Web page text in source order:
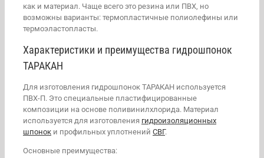
как и материал. Чаще всего это резина или ПВХ, но
возможны варианты: термопластичные полиолефины или
термоэластопласты.
Характеристики и преимущества гидрошпонок
ТАРАКАН
Для изготовления гидрошпонок ТАРАКАН используется
ПВХ-П. Это специальные пластифицированные
композиции на основе поливинилхлорида. Материал
используется для изготовления гидроизоляционных
шпонок и профильных уплотнений СВГ.
Основные преимущества: